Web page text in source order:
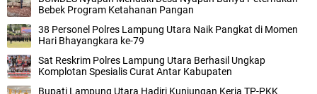
Bebek Program Ketahanan Pangan
38 Personel Polres Lampung Utara Naik Pangkat di Momen
Hari Bhayangkara ke-79
Sat Reskrim Polres Lampung Utara Berhasil Ungkap
Komplotan Spesialis Curat Antar Kabupaten
Bupati Lampung Utara Hadiri Kunjungan Kerja TP-PKK